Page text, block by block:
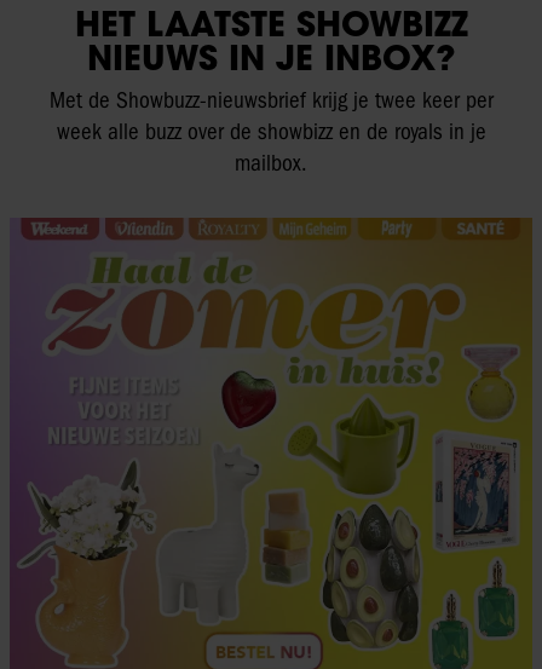
HET LAATSTE SHOWBIZZ
NIEUWS IN JE INBOX?
Met de Showbuzz-nieuwsbrief krijg je twee keer per
week alle buzz over de showbizz en de royals in je
mailbox.